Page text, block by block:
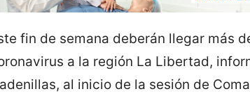
fin de semana deberán llegar más
a la región La Libertad,
al inicio de la sesión de